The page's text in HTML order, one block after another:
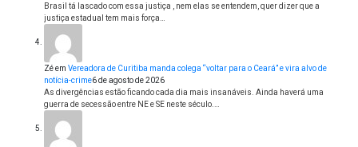
Brasil tá lascado com essa justiça , nem elas se entendem, quer dizer que a
justiça estadual tem mais força…
Zéem Vereadora de Curitiba manda colega “voltar para o Ceará” e vira alvo de
notícia-crime6 de agosto de 2026
As divergências estão ficando cada dia mais insanáveis. Ainda haverá uma
guerra de secessão entre NE e SE neste século.…